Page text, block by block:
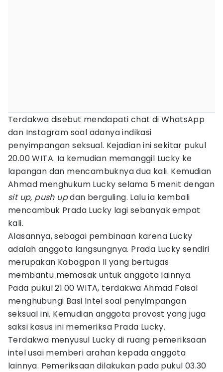
Terdakwa disebut mendapati chat di WhatsApp
dan Instagram soal adanya indikasi
penyimpangan seksual. Kejadian ini sekitar pukul
20.00 WITA. Ia kemudian memanggil Lucky ke
lapangan dan mencambuknya dua kali. Kemudian
Ahmad menghukum Lucky selama 5 menit dengan
sit up, push updan berguling. Lalu ia kembali
mencambuk Prada Lucky lagi sebanyak empat
kali.
Alasannya, sebagai pembinaan karena Lucky
adalah anggota langsungnya. Prada Lucky sendiri
merupakan Kabagpan II yang bertugas
membantu memasak untuk anggota lainnya.
Pada pukul 21.00 WITA, terdakwa Ahmad Faisal
menghubungi Basi Intel soal penyimpangan
seksual ini. Kemudian anggota provost yang juga
saksi kasus ini memeriksa Prada Lucky.
Terdakwa menyusul Lucky di ruang pemeriksaan
intel usai memberi arahan kepada anggota
lainnya. Pemeriksaan dilakukan pada pukul 03.30